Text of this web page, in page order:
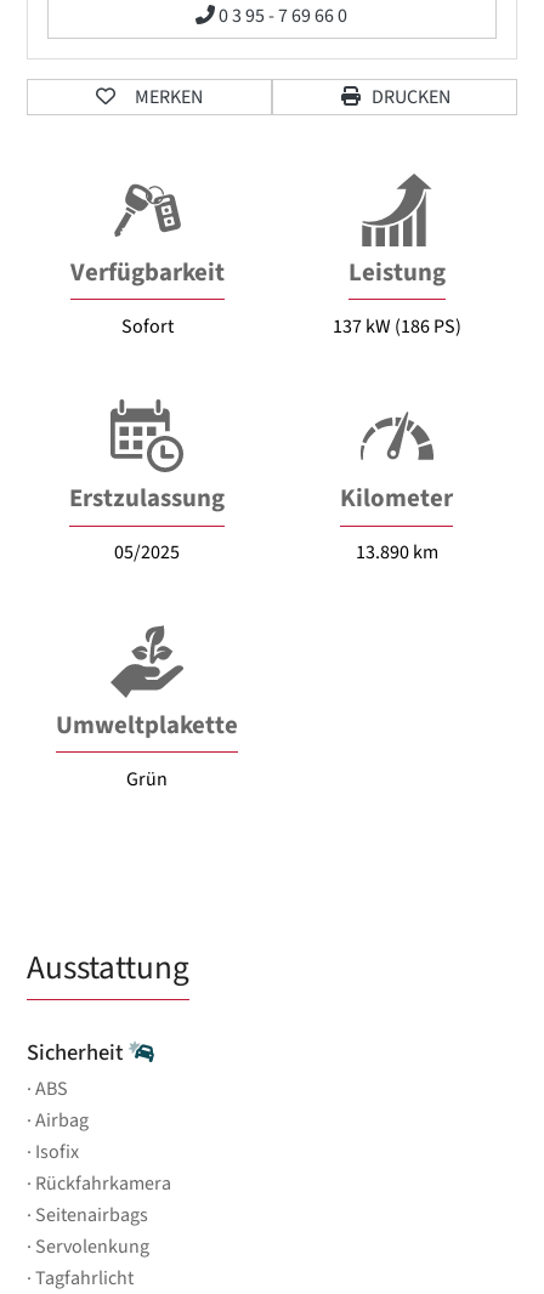
0 3 95 - 7 69 66 0
MERKEN DRUCKEN
Verfügbarkeit
Sofort
Leistung
137 kW (186 PS)
Erstzulassung
05/2025
Kilometer
13.890 km
Umweltplakette
Grün
Ausstattung
Sicherheit
ABS
Airbag
Isofix
Rückfahrkamera
Seitenairbags
Servolenkung
Tagfahrlicht